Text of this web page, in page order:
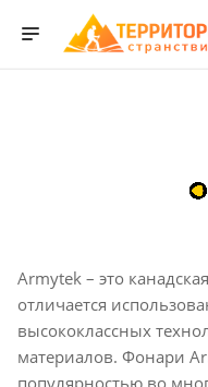
Armytek – это
отличается
высококлассных
материалов. Фонари
популярностью во